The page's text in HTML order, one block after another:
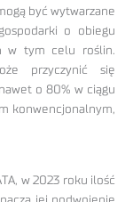
być wytwarzane
o obiegu
w tym celu roślin.
przyczynić się
o 80% w ciągu
konwencjonalnym,
w 2023 roku ilość